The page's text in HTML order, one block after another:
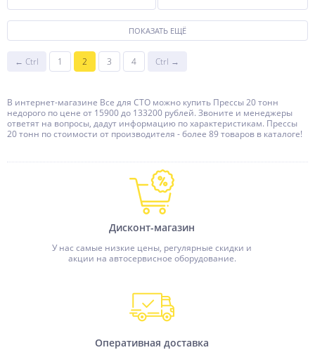
ПОКАЗАТЬ ЕЩЁ
← Ctrl 1 2 3 4 Ctrl →
В интернет-магазине Все для СТО можно купить Прессы 20 тонн
недорого по цене от 15900 до 133200 рублей. Звоните и менеджеры
ответят на вопросы, дадут информацию по характеристикам. Прессы
20 тонн по стоимости от производителя - более 89 товаров в каталоге!
Дисконт-магазин
У нас самые низкие цены, регулярные скидки и
акции на автосервисное оборудование.
Оперативная доставка